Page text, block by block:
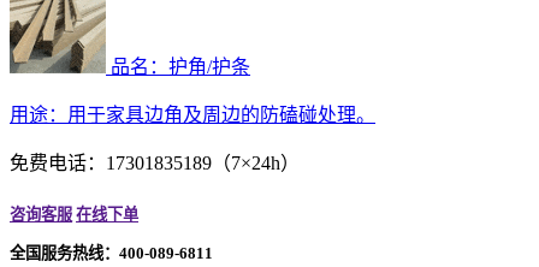
品名：护角/护条
用途： 用于家具边角及周边的防磕碰处理。
免费电话：17301835189（7×24h）
咨询客服 在线下单
全国服务热线：400-089-6811